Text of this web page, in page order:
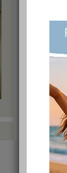
Blog
publié le 03/